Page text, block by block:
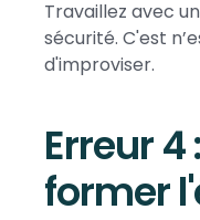
Travaillez avec
sécurité. C'est
d'improviser.
Erreur
former